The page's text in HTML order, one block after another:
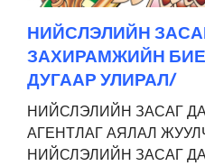
НИЙСЛЭЛИЙН
ЗАХИРАМЖИЙН
ДУГААР УЛИРАЛ/
­­­НИЙСЛЭЛИЙН ЗАСАГ
АГЕНТЛАГ АЯЛАЛ
НИЙСЛЭЛИЙН ЗАСАГ